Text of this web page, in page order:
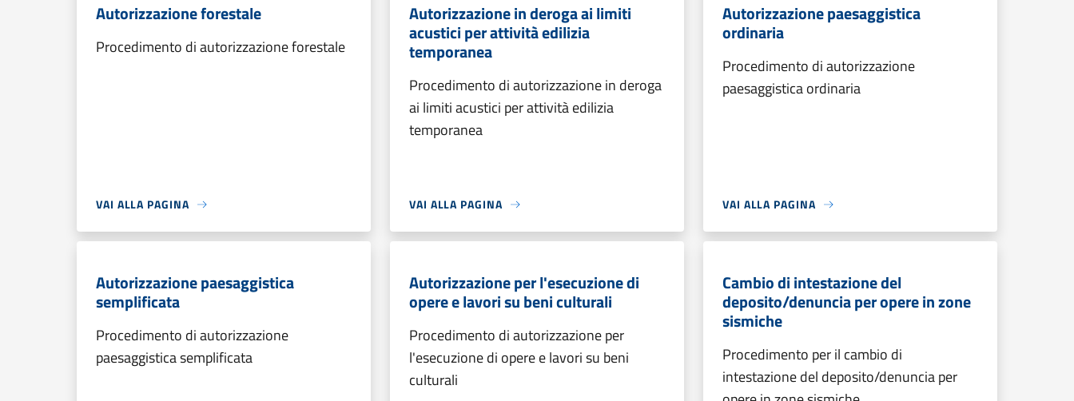
Autorizzazione forestale
Procedimento di autorizzazione forestale
VAI ALLA PAGINA
Autorizzazione in deroga ai limiti
acustici per attività edilizia
temporanea
Procedimento di autorizzazione in deroga
ai limiti acustici per attività edilizia
temporanea
VAI ALLA PAGINA
Autorizzazione paesaggistica
ordinaria
Procedimento di autorizzazione
paesaggistica ordinaria
VAI ALLA PAGINA
Autorizzazione paesaggistica
semplificata
Procedimento di autorizzazione
paesaggistica semplificata
Autorizzazione per l'esecuzione di
opere e lavori su beni culturali
Procedimento di autorizzazione per
l'esecuzione di opere e lavori su beni
culturali
Cambio di intestazione del
deposito/denuncia per opere in zone
sismiche
Procedimento per il cambio di
intestazione del deposito/denuncia per